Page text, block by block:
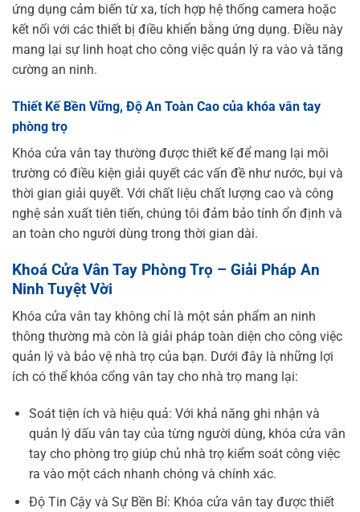
ứng dụng cảm biến từ xa, tích hợp hệ thống camera hoặc
kết nối với các thiết bị điều khiển bằng ứng dụng. Điều này
mang lại sự linh hoạt cho công việc quản lý ra vào và tăng
cường an ninh.
Thiết Kế Bền Vững, Độ An Toàn Cao của khóa vân tay
phòng trọ
Khóa cửa vân tay thường được thiết kế để mang lại môi
trường có điều kiện giải quyết các vấn đề như nước, bụi và
thời gian giải quyết. Với chất liệu chất lượng cao và công
nghệ sản xuất tiên tiến, chúng tôi đảm bảo tính ổn định và
an toàn cho người dùng trong thời gian dài.
Khoá Cửa Vân Tay Phòng Trọ – Giải Pháp An
Ninh Tuyệt Vời
Khóa cửa vân tay không chỉ là một sản phẩm an ninh
thông thường mà còn là giải pháp toàn diện cho công việc
quản lý và bảo vệ nhà trọ của bạn. Dưới đây là những lợi
ích có thể khóa cổng vân tay cho nhà trọ mang lại:
Soát tiện ích và hiệu quả: Với khả năng ghi nhận và
quản lý dấu vân tay của từng người dùng, khóa cửa vân
tay cho phòng trọ giúp chủ nhà trọ kiểm soát công việc
ra vào một cách nhanh chóng và chính xác.
Độ Tin Cậy và Sự Bền Bỉ: Khóa cửa vân tay được thiết